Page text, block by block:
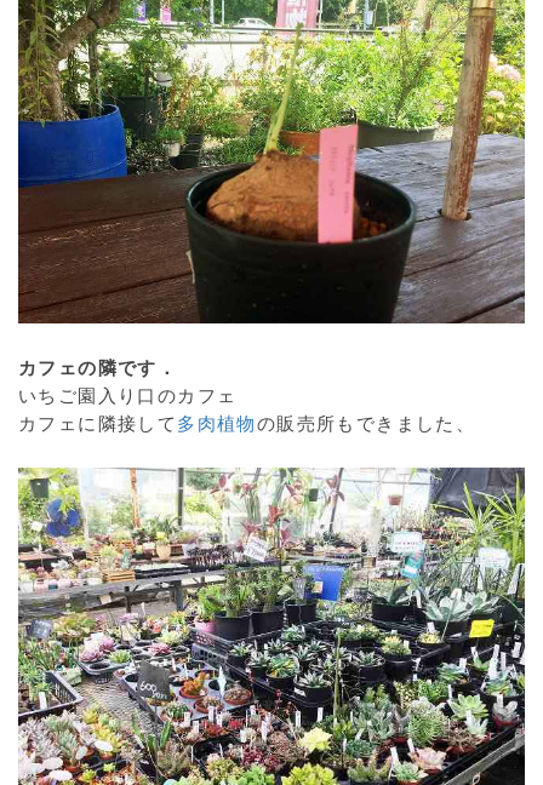
カフェの隣です．
いちご園入り口のカフェ
カフェに隣接して 多肉植物の販売所もできました、